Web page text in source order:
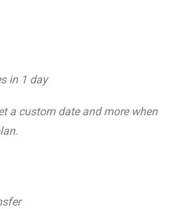
in 1 day
a custom date and more when